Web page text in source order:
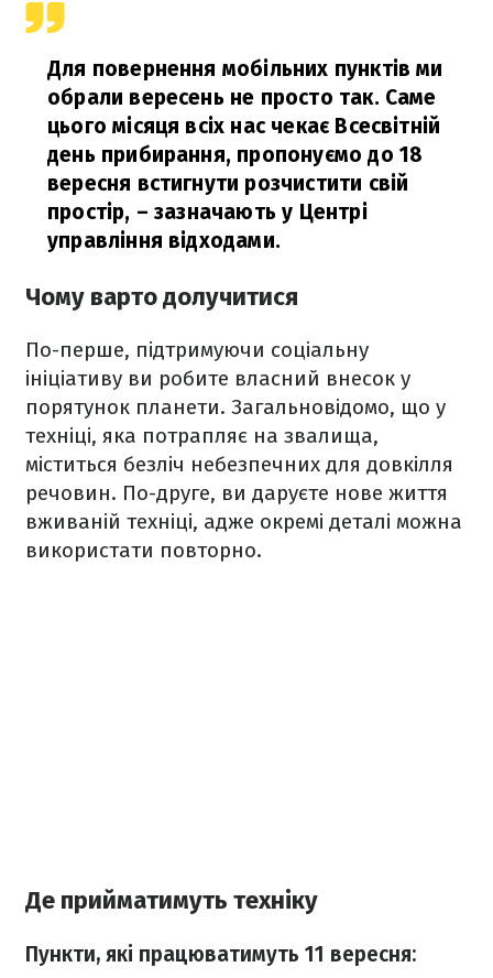
Для повернення мобільних пунктів ми
обрали вересень не просто так. Саме
цього місяця всіх нас чекає Всесвітній
день прибирання, пропонуємо до 18
вересня встигнути розчистити свій
простір, – зазначають у Центрі
управління відходами.
Чому варто долучитися
По-перше, підтримуючи соціальну
ініціативу ви робите власний внесок у
порятунок планети. Загальновідомо, що у
техніці, яка потрапляє на звалища,
міститься безліч небезпечних для довкілля
речовин. По-друге, ви даруєте нове життя
вживаній техніці, адже окремі деталі можна
використати повторно.
Де прийматимуть техніку
Пункти, які працюватимуть 11 вересня: